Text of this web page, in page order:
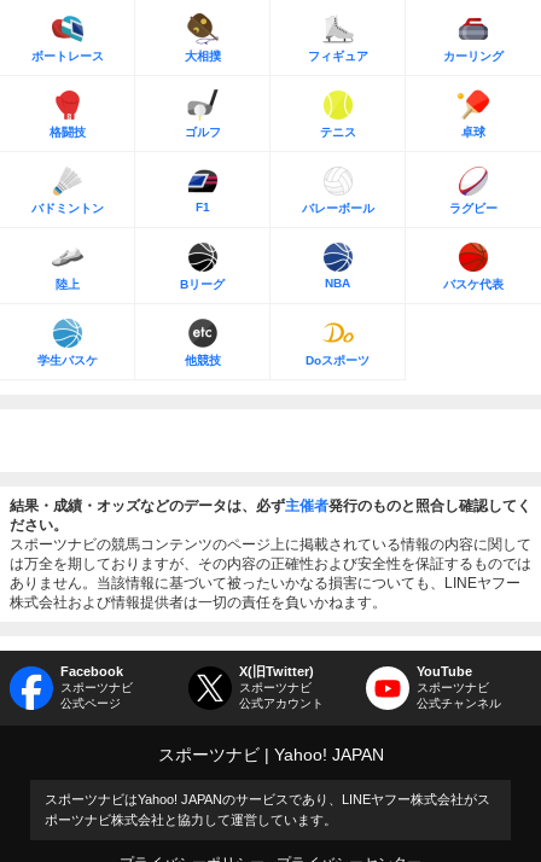
ボートレース 大相撲 フィギュア カーリング
格闘技 ゴルフ テニス 卓球
バドミントン F1 バレーボール ラグビー
陸上 Bリーグ NBA バスケ代表
学生バスケ 他競技 Doスポーツ
結果・成績・オッズなどのデータは、必ず主催者発行のものと照合し確認してく
ださい。
スポーツナビの競馬コンテンツのページ上に掲載されている情報の内容に関して
は万全を期しておりますが、その内容の正確性および安全性を保証するものでは
ありません。当該情報に基づいて被ったいかなる損害についても、LINEヤフー
株式会社および情報提供者は一切の責任を負いかねます。
Facebook
スポーツナビ
公式ページ
X(旧Twitter)
スポーツナビ
公式アカウント
YouTube
スポーツナビ
公式チャンネル
スポーツナビ Yahoo! JAPAN
スポーツナビはYahoo! JAPANのサービスであり、LINEヤフー株式会社がス
ポーツナビ株式会社と協力して運営しています。